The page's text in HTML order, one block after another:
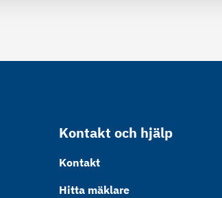
Kontakt och hjälp
Kontakt
Hitta mäklare